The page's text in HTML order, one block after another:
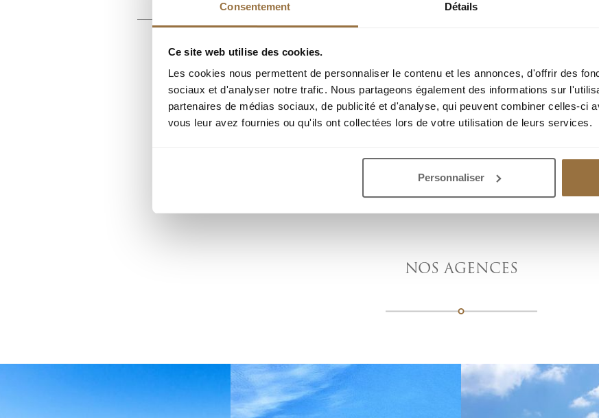
Consentement Détails
Ce site web utilise des cookies.
Les cookies nous permettent de personnaliser le contenu et les annonces, d'offrir des
sociaux et d'analyser notre trafic. Nous partageons également des informations sur
partenaires de médias sociaux, de publicité et d'analyse, qui peuvent combiner celles-ci
vous leur avez fournies ou qu'ils ont collectées lors de votre utilisation de leurs services.
Personnaliser
ОТПРАВИТЬ ЗАПРОС
NOS AGENCES